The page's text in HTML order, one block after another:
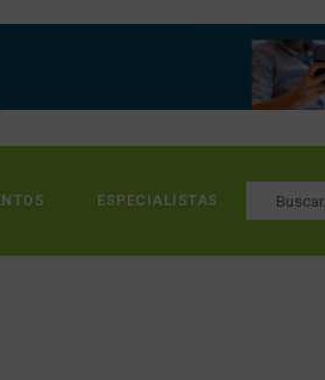
ESPECIALISTAS